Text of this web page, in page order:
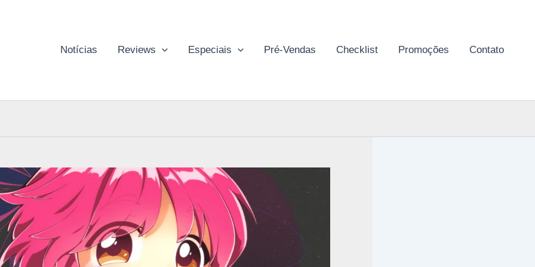
Notícias Reviews Especiais Pré-Vendas Checklist Promoções Contato